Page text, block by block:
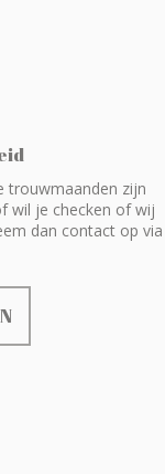
trouwmaanden zijn
wil je checken of wij
dan contact op via